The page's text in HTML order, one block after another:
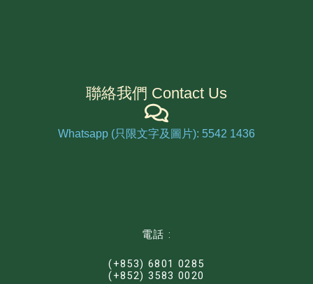
聯絡我們 Contact Us
Whatsapp (只限文字及圖片): 5542 1436
電話 :
(+853) 6801 0285
(+852) 3583 0020